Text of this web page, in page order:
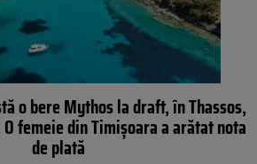
o bere Mythos la draft, în Thassos,
femeie din Timişoara a arătat nota
de plată